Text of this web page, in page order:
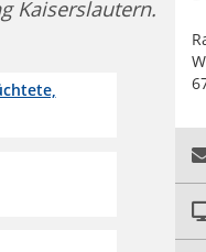
Kaiserslautern.